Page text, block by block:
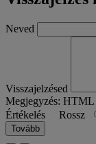
Neved
Visszajelzésed
Megjegyzés: HTML
Értékelés Rossz
Tovább